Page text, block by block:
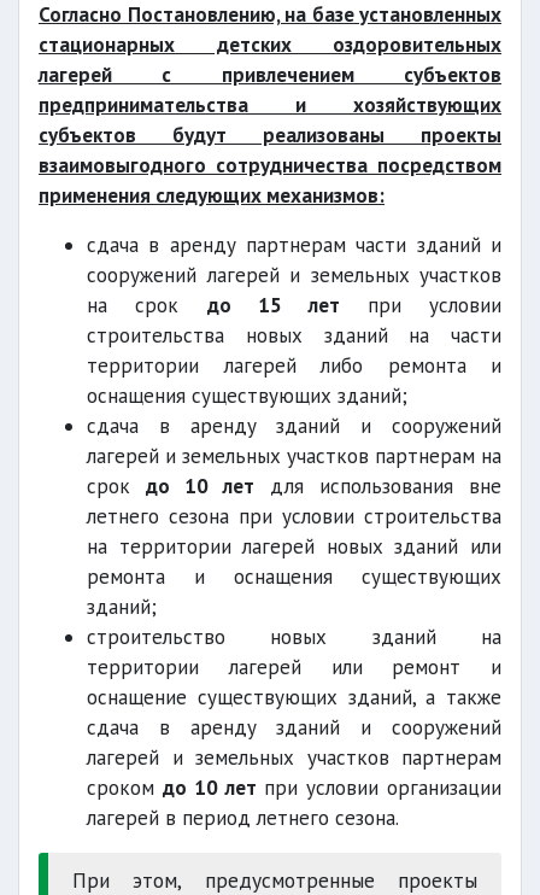
Согласно Постановлению, на базе установленных
стационарных детских оздоровительных
лагерей с привлечением субъектов
предпринимательства и хозяйствующих
субъектов будут реализованы проекты
взаимовыгодного сотрудничества посредством
применения следующих механизмов:
сдача в аренду партнерам части зданий и
сооружений лагерей и земельных участков
на срок до 15 лет при условии
строительства новых зданий на части
территории лагерей либо ремонта и
оснащения существующих зданий;
сдача в аренду зданий и сооружений
лагерей и земельных участков партнерам на
срок до 10 лет для использования вне
летнего сезона при условии строительства
на территории лагерей новых зданий или
ремонта и оснащения существующих
зданий;
строительство новых зданий на
территории лагерей или ремонт и
оснащение существующих зданий, а также
сдача в аренду зданий и сооружений
лагерей и земельных участков партнерам
сроком до 10 лет при условии организации
лагерей в период летнего сезона.
При этом, предусмотренные проекты